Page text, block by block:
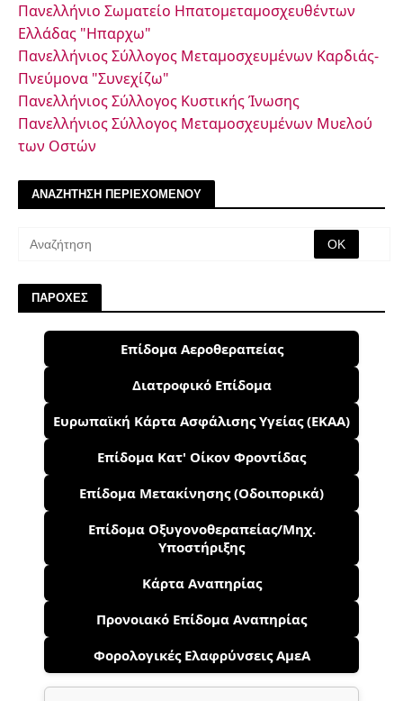
Πανελλήνιο Σωματείο Ηπατομεταμοσχευθέντων
Ελλάδας "Ηπαρχω"
Πανελλήνιος Σύλλογος Μεταμοσχευμένων Καρδιάς-
Πνεύμονα "Συνεχίζω"
Πανελλήνιος Σύλλογος Κυστικής Ίνωσης
Πανελλήνιος Σύλλογος Μεταμοσχευμένων Μυελού
των Οστών
ΑΝΑΖΗΤΗΣΗ ΠΕΡΙΕΧΟΜΕΝΟΥ
ΠΑΡΟΧΕΣ
Επίδομα Αεροθεραπείας
Διατροφικό Επίδομα
Ευρωπαϊκή Κάρτα Ασφάλισης Υγείας (ΕΚΑΑ)
Επίδομα Κατ' Οίκον Φροντίδας
Επίδομα Μετακίνησης (Οδοιπορικά)
Επίδομα Οξυγονοθεραπείας/Μηχ.
Υποστήριξης
Κάρτα Αναπηρίας
Προνοιακό Επίδομα Αναπηρίας
Φορολογικές Ελαφρύνσεις ΑμεΑ